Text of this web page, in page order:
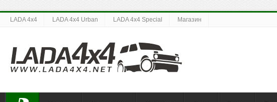
LADA 4x4 LADA 4x4 Urban LADA 4x4 Special Магазин